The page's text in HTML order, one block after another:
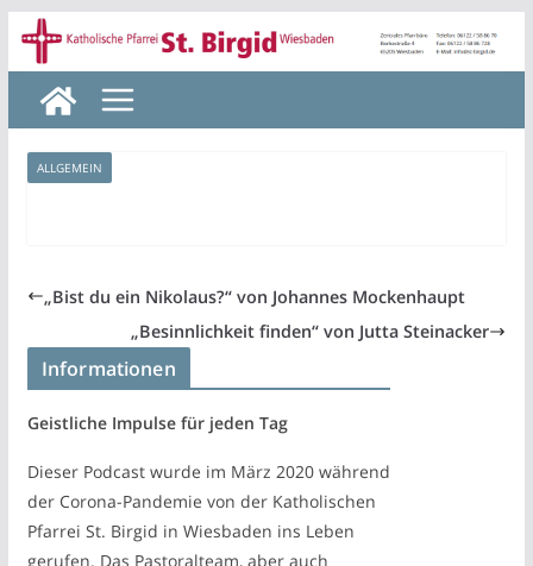
Zum
Inhalt
springen
ALLGEMEIN
„Bist du ein Nikolaus?“ von Johannes Mockenhaupt
„Besinnlichkeit finden“ von Jutta Steinacker
Informationen
Geistliche Impulse für jeden Tag
Dieser Podcast wurde im März 2020 während
der Corona-Pandemie von der Katholischen
Pfarrei St. Birgid in Wiesbaden ins Leben
gerufen. Das Pastoralteam, aber auch